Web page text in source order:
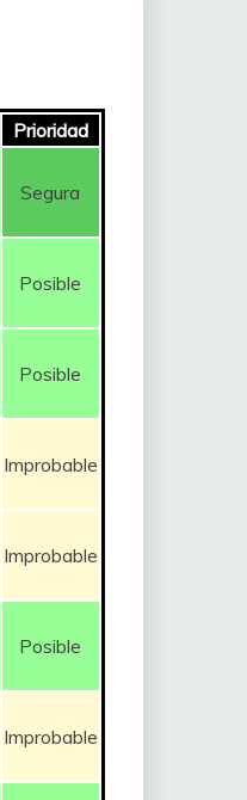
Prioridad
Segura
Posible
Posible
Improbable
Improbable
Posible
Improbable